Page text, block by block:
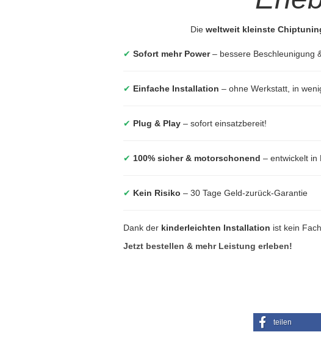
Die weltweit kleinste
✔ Sofort mehr Power– bessere Beschleunigung
✔ Einfache Installation – ohne Werkstatt, in
✔ Plug & Play – sofort einsatzbereit!
✔ 100% sicher & motorschonend – entwickelt in
✔ Kein Risiko – 30 Tage Geld-zurück-Garantie
Dank der kinderleichten Installation ist kein
Jetzt bestellen & mehr Leistung erleben!
teilen